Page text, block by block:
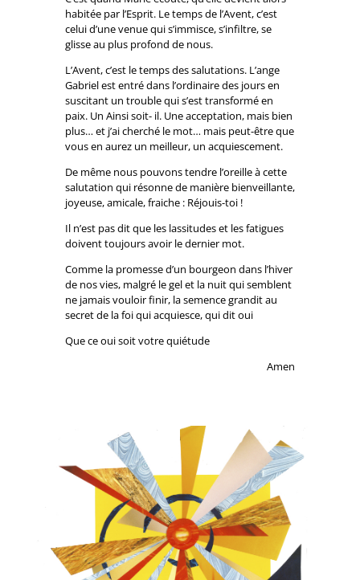
habitée par l’Esprit. Le temps de l’Avent, c’est
celui d’une venue qui s’immisce, s’infiltre, se
glisse au plus profond de nous.
L’Avent, c’est le temps des salutations. L’ange
Gabriel est entré dans l’ordinaire des jours en
suscitant un trouble qui s’est transformé en
paix. Un Ainsi soit- il. Une acceptation, mais bien
plus… et j’ai cherché le mot… mais peut-être que
vous en aurez un meilleur, un acquiescement.
De même nous pouvons tendre l’oreille à cette
salutation qui résonne de manière bienveillante,
joyeuse, amicale, fraiche : Réjouis-toi !
Il n’est pas dit que les lassitudes et les fatigues
doivent toujours avoir le dernier mot.
Comme la promesse d’un bourgeon dans l’hiver
de nos vies, malgré le gel et la nuit qui semblent
ne jamais vouloir finir, la semence grandit au
secret de la foi qui acquiesce, qui dit oui
Que ce oui soit votre quiétude
Amen